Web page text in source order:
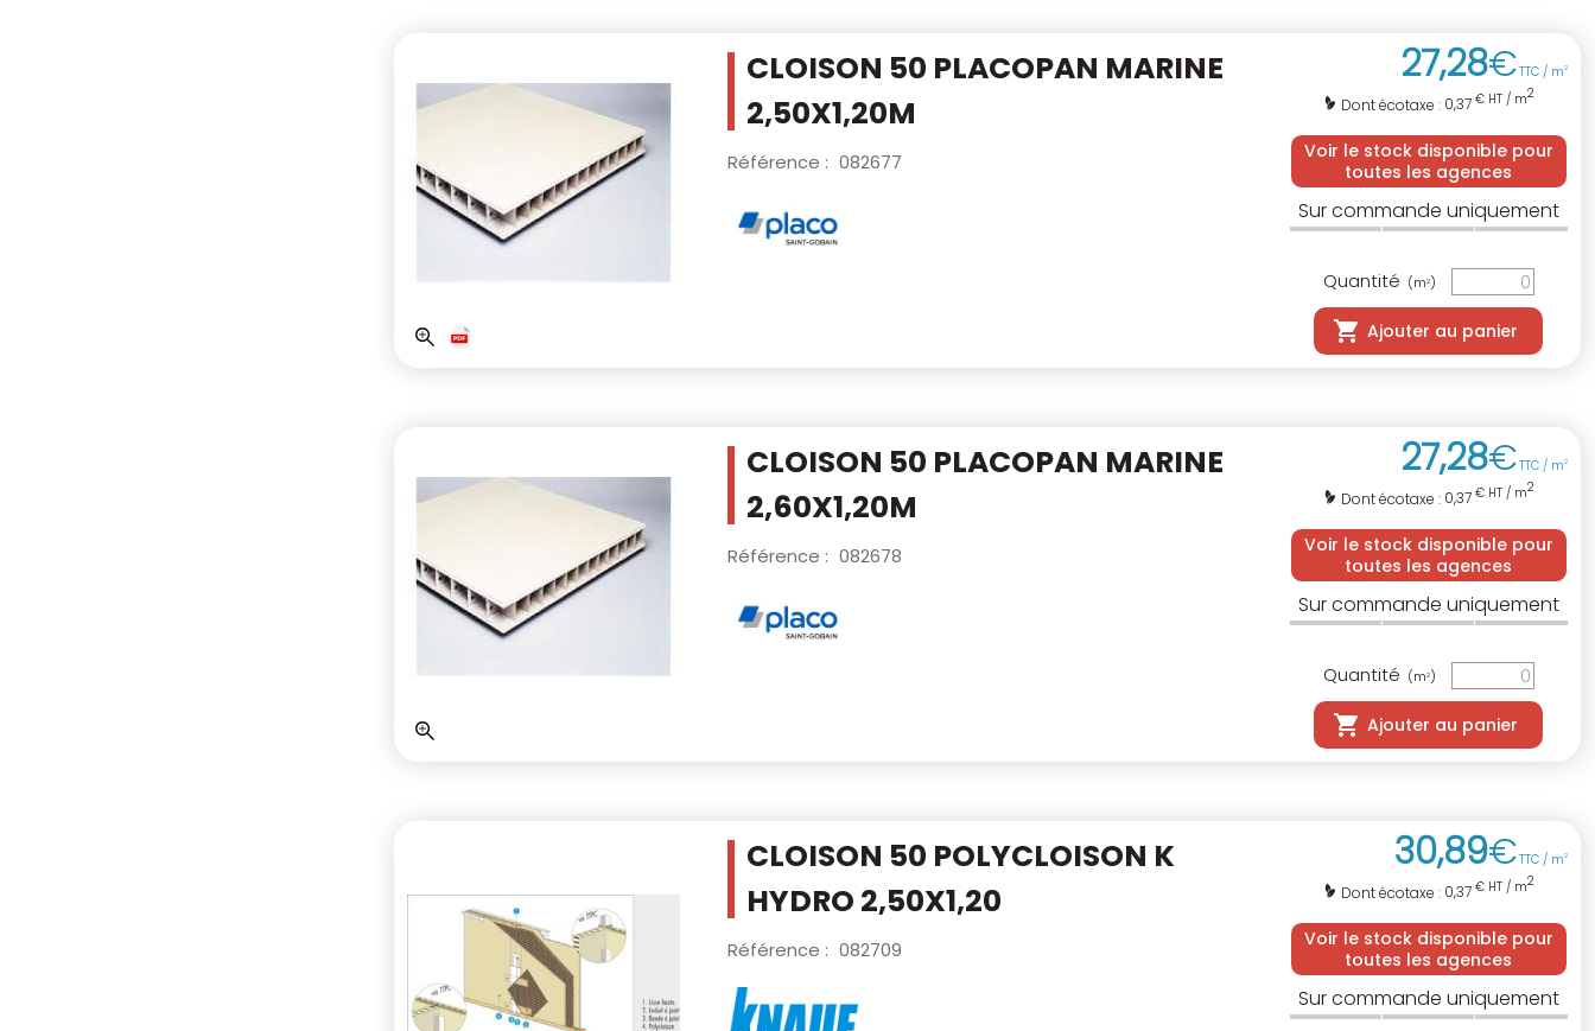
CLOISON 50 PLACOPAN MARINE
2,50X1,20M
Référence : 082677
27,28€TTC / m2
Dont écotaxe : 0,37€ HT / m2
Voir le stock disponible pour
toutes les agences
Sur commande uniquement
Quantité (m2)
Ajouter au panier
CLOISON 50 PLACOPAN MARINE
2,60X1,20M
Référence : 082678
27,28€TTC / m2
Dont écotaxe : 0,37€ HT / m2
Voir le stock disponible pour
toutes les agences
Sur commande uniquement
Quantité (m2)
Ajouter au panier
CLOISON 50 POLYCLOISON K
HYDRO 2,50X1,20
Référence : 082709
30,89€TTC / m2
Dont écotaxe : 0,37€ HT / m2
Voir le stock disponible pour
toutes les agences
Sur commande uniquement